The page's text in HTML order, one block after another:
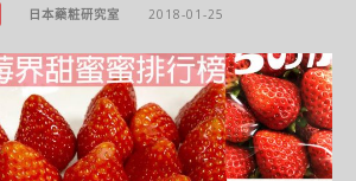
日本藥粧研究室 2018-01-25